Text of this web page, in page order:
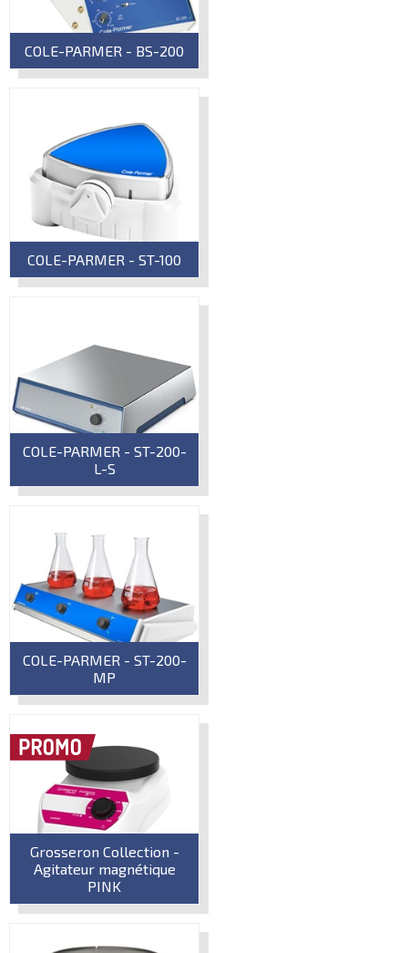
COLE-PARMER - BS-200
COLE-PARMER - ST-100
COLE-PARMER - ST-200-
L-S
COLE-PARMER - ST-200-
MP
Grosseron Collection -
Agitateur magnétique
PINK